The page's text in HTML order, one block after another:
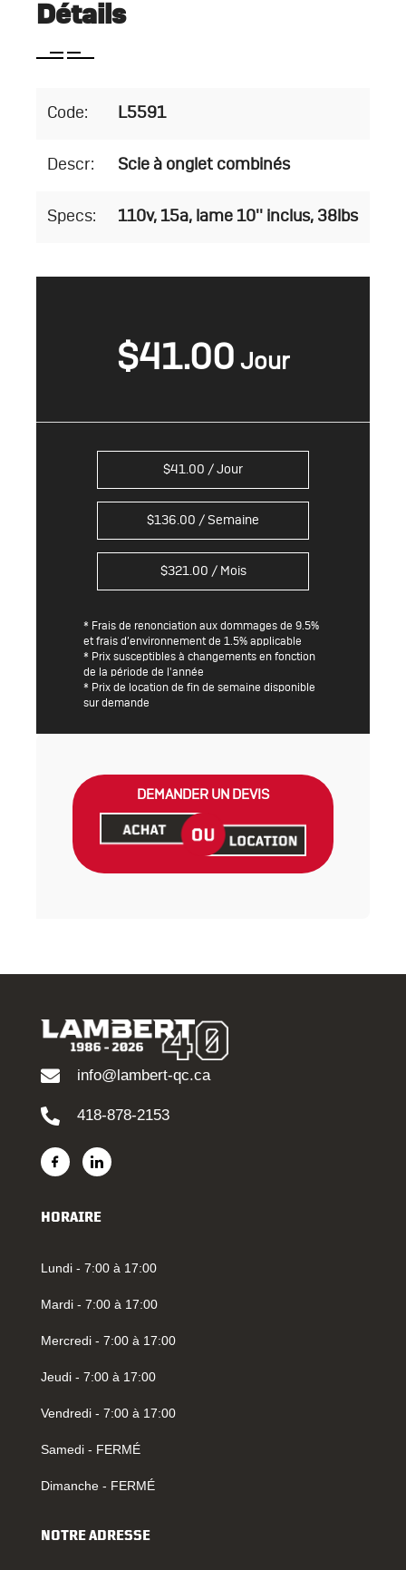
Détails
Code: L5591
Descr: Scie à onglet combinés
Specs: 110v, 15a, lame 10'' inclus, 38lbs
$41.00
$41.00 / Jour
$136.00 / Semaine
$321.00 / Mois
* Frais de renonciation aux dommages de 9.5%
et frais d’environnement de 1.5% applicable
* Prix susceptibles à changements en fonction
de la période de l'année
* Prix de location de fin de semaine disponible
sur demande
DEMANDER UN DEVIS
info@lambert-qc.ca
418-878-2153
HORAIRE
Lundi - 7:00 à 17:00
Mardi - 7:00 à 17:00
Mercredi - 7:00 à 17:00
Jeudi - 7:00 à 17:00
Vendredi - 7:00 à 17:00
Samedi - FERMÉ
Dimanche - FERMÉ
NOTRE ADRESSE